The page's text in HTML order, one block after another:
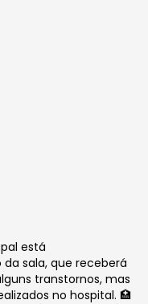
está
sala, que receberá
transtornos, mas
no hospital. 🏥